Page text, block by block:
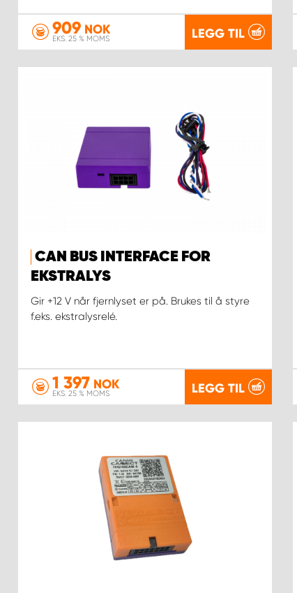
909NOK
EKS. 25 % MOMS LEGG TIL
CAN BUS INTERFACE FOR
EKSTRALYS
Gir +12 V når fjernlyset er på. Brukes til å styre
f.eks. ekstralysrelé.
1 397NOK
EKS. 25 % MOMS LEGG TIL